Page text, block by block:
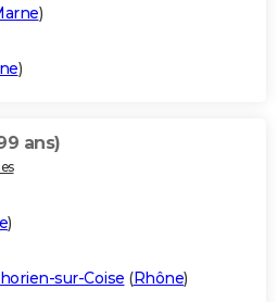
)
)
ans)
)
sur-Coise (Rhône)